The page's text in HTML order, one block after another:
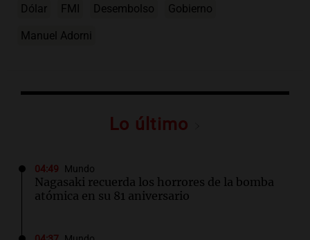
Dólar FMI Desembolso Gobierno
Manuel Adorni
Lo último
04:49 Mundo
Nagasaki recuerda los horrores de la bomba
atómica en su 81 aniversario